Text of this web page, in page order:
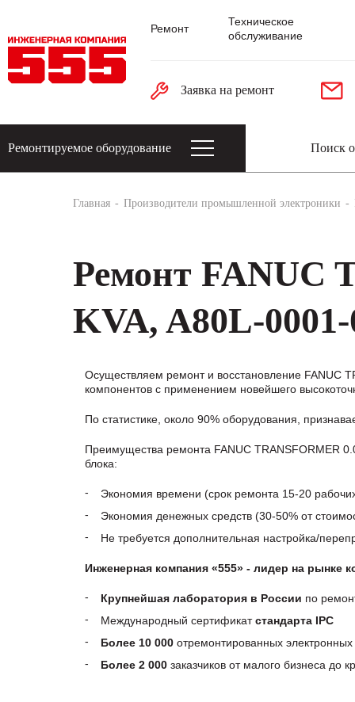
Ремонт
Техническое
обслуживание
Заявка на ремонт
Ремонтируемое оборудование
Главная Производители промышленной электроники
Ремонт FANUC
KVA, A80L-0001-
Осуществляем ремонт и восстановление FANUC
компонентов с применением новейшего
По статистике, около 90% оборудования,
Преимущества ремонта FANUC TRANSFORMER
блока:
Экономия времени (срок ремонта 15-20
Экономия денежных средств (30-50% от
Не требуется дополнительная настройка/
Инженерная компания «555» - лидер на рынке
Крупнейшая лаборатория в России по
Международный сертификатстандарта IPC
Более 10 000 отремонтированных электронных
Более 2 000 заказчиков от малого бизнеса до